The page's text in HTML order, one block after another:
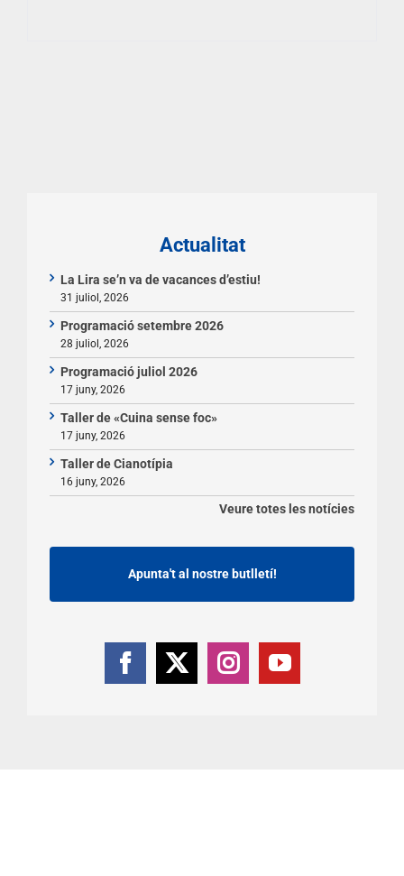
Actualitat
La Lira se’n va de vacances d’estiu!
31 juliol, 2026
Programació setembre 2026
28 juliol, 2026
Programació juliol 2026
17 juny, 2026
Taller de «Cuina sense foc»
17 juny, 2026
Taller de Cianotípia
16 juny, 2026
Veure totes les notícies
Apunta't al nostre butlletí!